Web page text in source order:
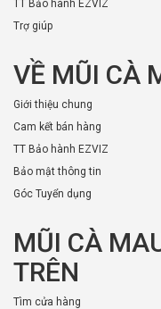
TT Bảo hành EZVIZ
Trợ giúp
VỀ MŨI CÀ
Giới thiệu chung
Cam kết bán hàng
TT Bảo hành EZVIZ
Bảo mật thông tin
Góc Tuyển dụng
MŨI CÀ
TRÊN
Tìm cửa hàng